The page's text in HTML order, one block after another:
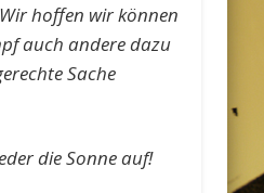
hoffen wir können
auch andere dazu
Sache
die Sonne auf!